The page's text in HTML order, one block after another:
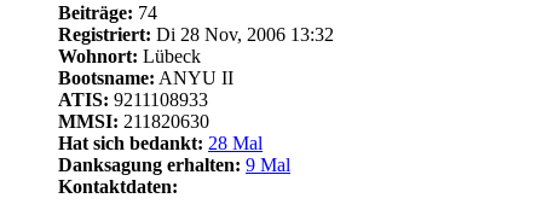
Beiträge: 74
Registriert: Di 28 Nov, 2006 13:32
Wohnort: Lübeck
Bootsname: ANYU II
ATIS: 9211108933
MMSI: 211820630
Hat sich bedankt: 28 Mal
Danksagung erhalten: 9 Mal
Kontaktdaten: